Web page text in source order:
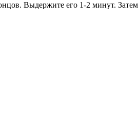
Выдержите его 1-2 минут.